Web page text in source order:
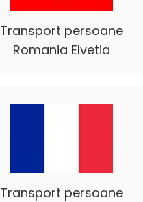
Transport persoane
Romania Elvetia
Transport persoane